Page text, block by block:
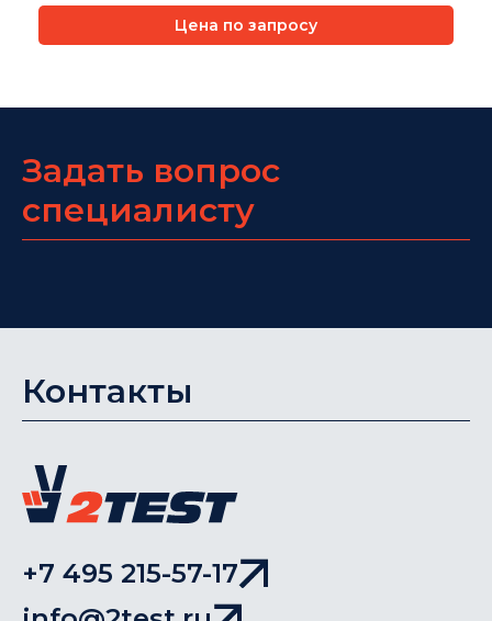
Цена по запросу
Задать вопрос
специалисту
Контакты
+7 495 215-57-17